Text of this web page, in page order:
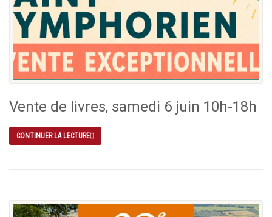
Vente de livres, samedi 6 juin 10h-18h
CONTINUER LA LECTURE